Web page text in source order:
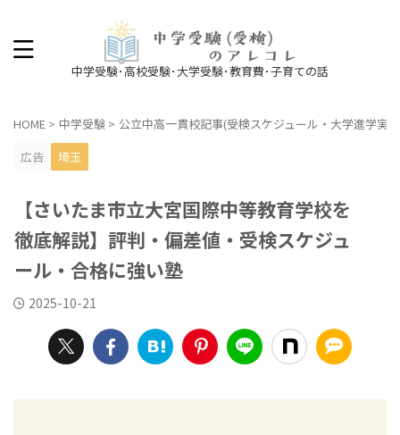
中学受験･高校受験･大学受験･教育費･子育ての話
HOME > 中学受験 > 公立中高一貫校記事(受検スケジュール・大学進学実
広告
埼玉
【さいたま市立大宮国際中等教育学校を
徹底解説】評判・偏差値・受検スケジュ
ール・合格に強い塾
2025-10-21